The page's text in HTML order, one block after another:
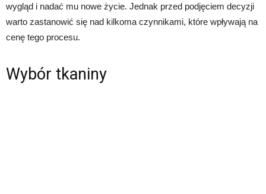
wygląd i nadać mu nowe życie. Jednak przed podjęciem decyzji
warto zastanowić się nad kilkoma czynnikami, które wpływają na
cenę tego procesu.
Wybór tkaniny